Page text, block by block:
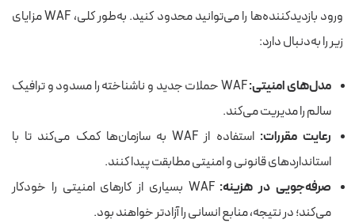
ورود بازدیدکننده‌ها را می‌توانید محدود کنید. به‌طور کلی، WAF مزایای
زیر را به‌دنبال دارد:
مدل‌های امنیتی:
WAF حملات جدید و ناشناخته را مسدود و ترافیک
سالم را مدیریت می‌کند.
رعایت مقررات:
استفاده از WAF به سازمان‌ها کمک می‌کند تا با
استانداردهای قانونی و امنیتی مطابقت پیدا کنند.
صرفه‌جویی در هزینه:
WAF بسیاری از کارهای امنیتی را خودکار
می‌کند؛ در نتیجه، منابع انسانی را آزادتر خواهند بود.